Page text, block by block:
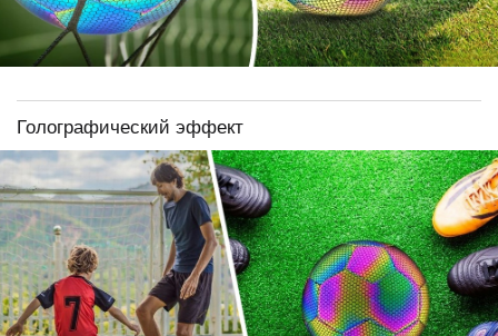
Голографический эффект